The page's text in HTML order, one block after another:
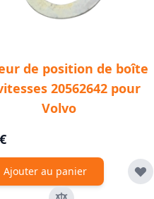
de position de boîte
20562642 pour
Volvo
Ajouter au panier